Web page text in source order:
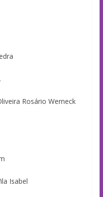
Rosário Werneck
Isabel